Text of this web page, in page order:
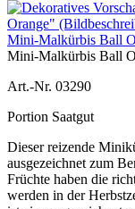
Mini-Malkürbis Ball
Mini-Malkürbis Ball
Art.-Nr. 03290
Portion Saatgut
Dieser reizende
ausgezeichnet zum
Früchte haben die
werden in der